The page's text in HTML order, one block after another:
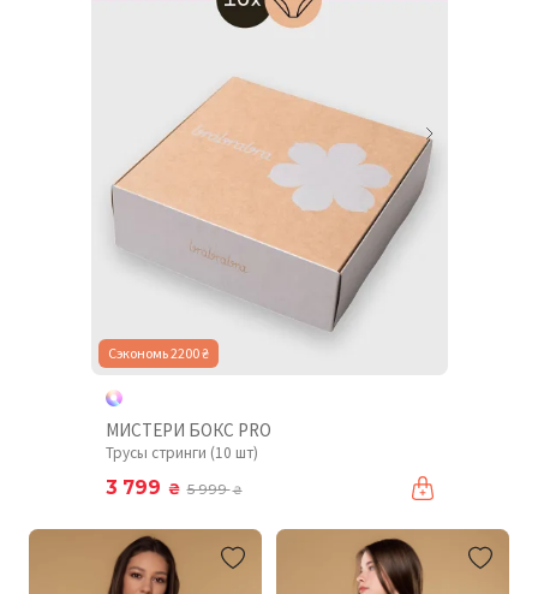
Сэкономь 2200 ₴
МИСТЕРИ БОКС PRO
Трусы стринги (10 шт)
3 799 ₴ 5 999₴